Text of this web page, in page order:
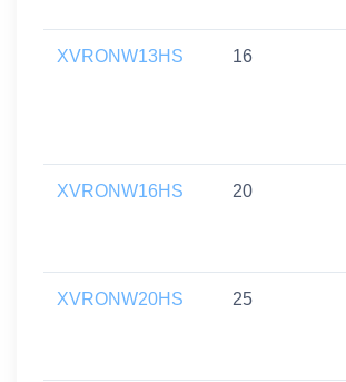
XVRONW13HS 16
XVRONW16HS 20
XVRONW20HS 25